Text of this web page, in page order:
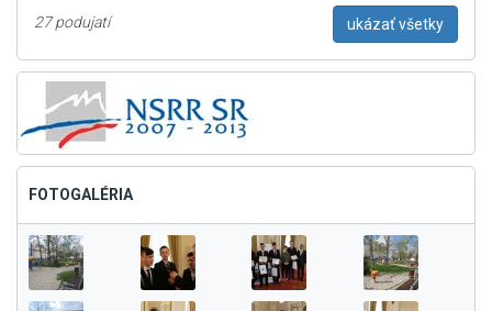
27 podujatí ukázať všetky
FOTOGALÉRIA